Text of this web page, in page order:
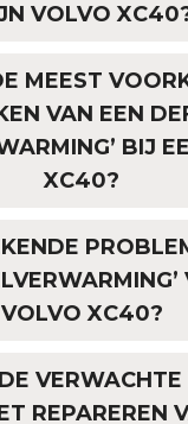
VOLVO
MEEST
VAN EEN
BIJ
XC40?
VOLVO XC40?
VERWACHTE
REPAREREN